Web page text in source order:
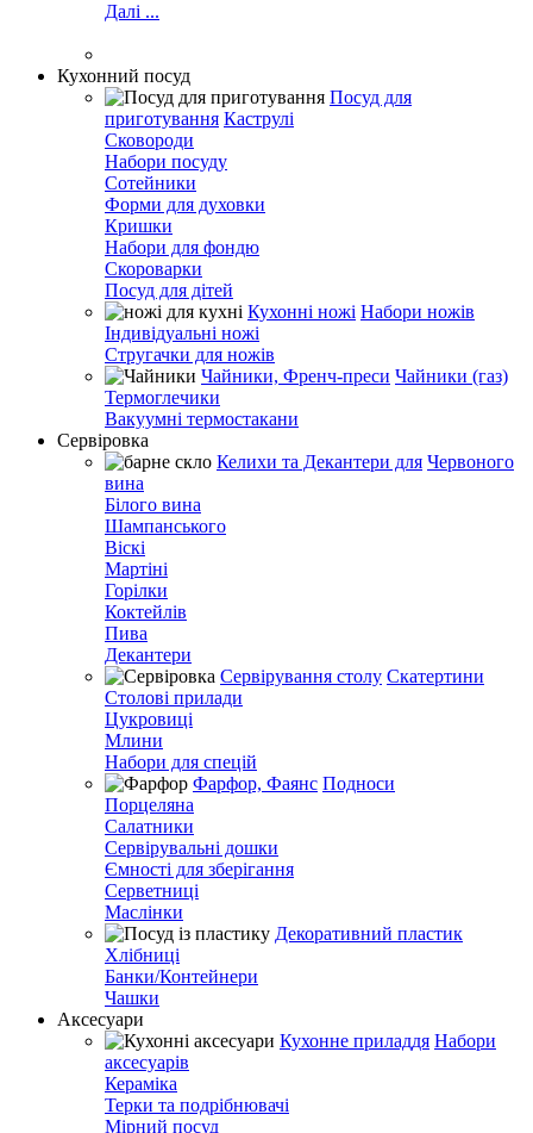
Далі ...
Кухонний посуд
Посуд для
приготування Каструлі
Сковороди
Набори посуду
Сотейники
Форми для духовки
Кришки
Набори для фондю
Скороварки
Посуд для дітей
Кухонні ножі Набори ножів
Індивідуальні ножі
Стругачки для ножів
Чайники, Френч-преси Чайники (газ)
Термоглечики
Вакуумні термостакани
Сервіровка
Келихи та Декантери для Червоного
вина
Білого вина
Шампанського
Віскі
Мартіні
Горілки
Коктейлів
Пива
Декантери
Сервірування столу Скатертини
Столові прилади
Цукровиці
Млини
Набори для спецій
Фарфор, Фаянс Подноси
Порцеляна
Салатники
Сервірувальні дошки
Ємності для зберігання
Серветниці
Маслінки
Декоративний пластик
Хлібниці
Банки/Контейнери
Чашки
Аксесуари
Кухонне приладдя Набори
аксесуарів
Кераміка
Терки та подрібнювачі
Мірний посуд